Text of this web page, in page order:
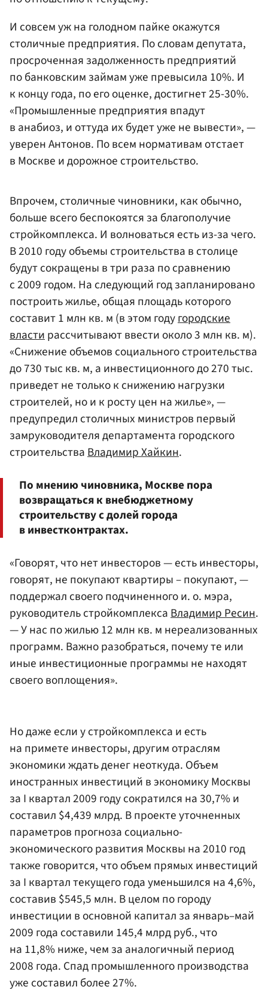
И совсем уж на голодном пайке окажутся
столичные предприятия. По словам депутата,
просроченная задолженность предприятий
по банковским займам уже превысила 10%. И
к концу года, по его оценке, достигнет 25-30%.
«Промышленные предприятия впадут
в анабиоз, и оттуда их будет уже не вывести», —
уверен Антонов. По всем нормативам отстает
в Москве и дорожное строительство.
Впрочем, столичные чиновники, как обычно,
больше всего беспокоятся за благополучие
стройкомплекса. И волноваться есть из-за чего.
В 2010 году объемы строительства в столице
будут сокращены в три раза по сравнению
с 2009 годом. На следующий год запланировано
построить жилье, общая площадь которого
составит 1 млн кв. м (в этом годугородские
властирассчитывают ввести около 3 млн кв. м).
«Снижение объемов социального строительства
до 730 тыс кв. м, а инвестиционного до 270 тыс.
приведет не только к снижению нагрузки
строителей, но и к росту цен на жилье», —
предупредил столичных министров первый
замруководителя департамента городского
строительстваВладимир Хайкин.
По мнению чиновника, Москве пора
возвращаться к внебюджетному
строительству с долей города
в инвестконтрактах.
«Говорят, что нет инвесторов — есть инвесторы,
говорят, не покупают квартиры – покупают, —
поддержал своего подчиненного и. о. мэра,
руководитель стройкомплексаВладимир Ресин.
— У нас по жилью 12 млн кв. м нереализованных
программ. Важно разобраться, почему те или
иные инвестиционные программы не находят
своего воплощения».
Но даже если у стройкомплекса и есть
на примете инвесторы, другим отраслям
экономики ждать денег неоткуда. Объем
иностранных инвестиций в экономику Москвы
за I квартал 2009 году сократился на 30,7% и
составил $4,439 млрд. В проекте уточненных
параметров прогноза социально-
экономического развития Москвы на 2010 год
также говорится, что объем прямых инвестиций
за I квартал текущего года уменьшился на 4,6%,
составив $545,5 млн. В целом по городу
инвестиции в основной капитал за январь–май
2009 года составили 145,4 млрд руб., что
на 11,8% ниже, чем за аналогичный период
2008 года. Спад промышленного производства
уже составил более 27%.